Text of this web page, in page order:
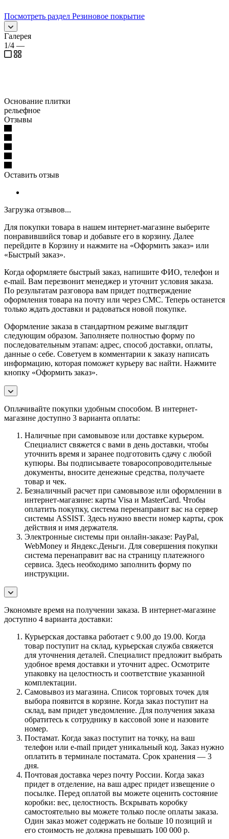
Посмотреть раздел Резиновое покрытие
Галерея
1/4 —
Основание плитки
рельефное
Отзывы
Оставить отзыв
Загрузка отзывов...
Для покупки товара в нашем интернет-магазине выберите
понравившийся товар и добавьте его в корзину. Далее
перейдите в Корзину и нажмите на «Оформить заказ» или
«Быстрый заказ».
Когда оформляете быстрый заказ, напишите ФИО, телефон и
e-mail. Вам перезвонит менеджер и уточнит условия заказа.
По результатам разговора вам придет подтверждение
оформления товара на почту или через СМС. Теперь останется
только ждать доставки и радоваться новой покупке.
Оформление заказа в стандартном режиме выглядит
следующим образом. Заполняете полностью форму по
последовательным этапам: адрес, способ доставки, оплаты,
данные о себе. Советуем в комментарии к заказу написать
информацию, которая поможет курьеру вас найти. Нажмите
кнопку «Оформить заказ».
Оплачивайте покупки удобным способом. В интернет-
магазине доступно 3 варианта оплаты:
Наличные при самовывозе или доставке курьером.
Специалист свяжется с вами в день доставки, чтобы
уточнить время и заранее подготовить сдачу с любой
купюры. Вы подписываете товаросопроводительные
документы, вносите денежные средства, получаете
товар и чек.
Безналичный расчет при самовывозе или оформлении в
интернет-магазине: карты Visa и MasterCard. Чтобы
оплатить покупку, система перенаправит вас на сервер
системы ASSIST. Здесь нужно ввести номер карты, срок
действия и имя держателя.
Электронные системы при онлайн-заказе: PayPal,
WebMoney и Яндекс.Деньги. Для совершения покупки
система перенаправит вас на страницу платежного
сервиса. Здесь необходимо заполнить форму по
инструкции.
Экономьте время на получении заказа. В интернет-магазине
доступно 4 варианта доставки:
Курьерская доставка работает с 9.00 до 19.00. Когда
товар поступит на склад, курьерская служба свяжется
для уточнения деталей. Специалист предложит выбрать
удобное время доставки и уточнит адрес. Осмотрите
упаковку на целостность и соответствие указанной
комплектации.
Самовывоз из магазина. Список торговых точек для
выбора появится в корзине. Когда заказ поступит на
склад, вам придет уведомление. Для получения заказа
обратитесь к сотруднику в кассовой зоне и назовите
номер.
Постамат. Когда заказ поступит на точку, на ваш
телефон или e-mail придет уникальный код. Заказ нужно
оплатить в терминале постамата. Срок хранения — 3
дня.
Почтовая доставка через почту России. Когда заказ
придет в отделение, на ваш адрес придет извещение о
посылке. Перед оплатой вы можете оценить состояние
коробки: вес, целостность. Вскрывать коробку
самостоятельно вы можете только после оплаты заказа.
Один заказ может содержать не больше 10 позиций и
его стоимость не должна превышать 100 000 р.